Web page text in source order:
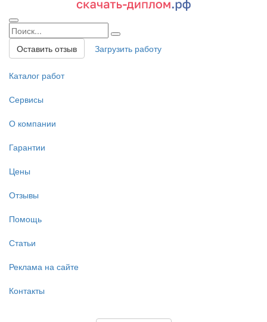
Оставить отзыв Загрузить работу
Каталог работ
Сервисы
О компании
Гарантии
Цены
Отзывы
Помощь
Статьи
Реклама на сайте
Контакты